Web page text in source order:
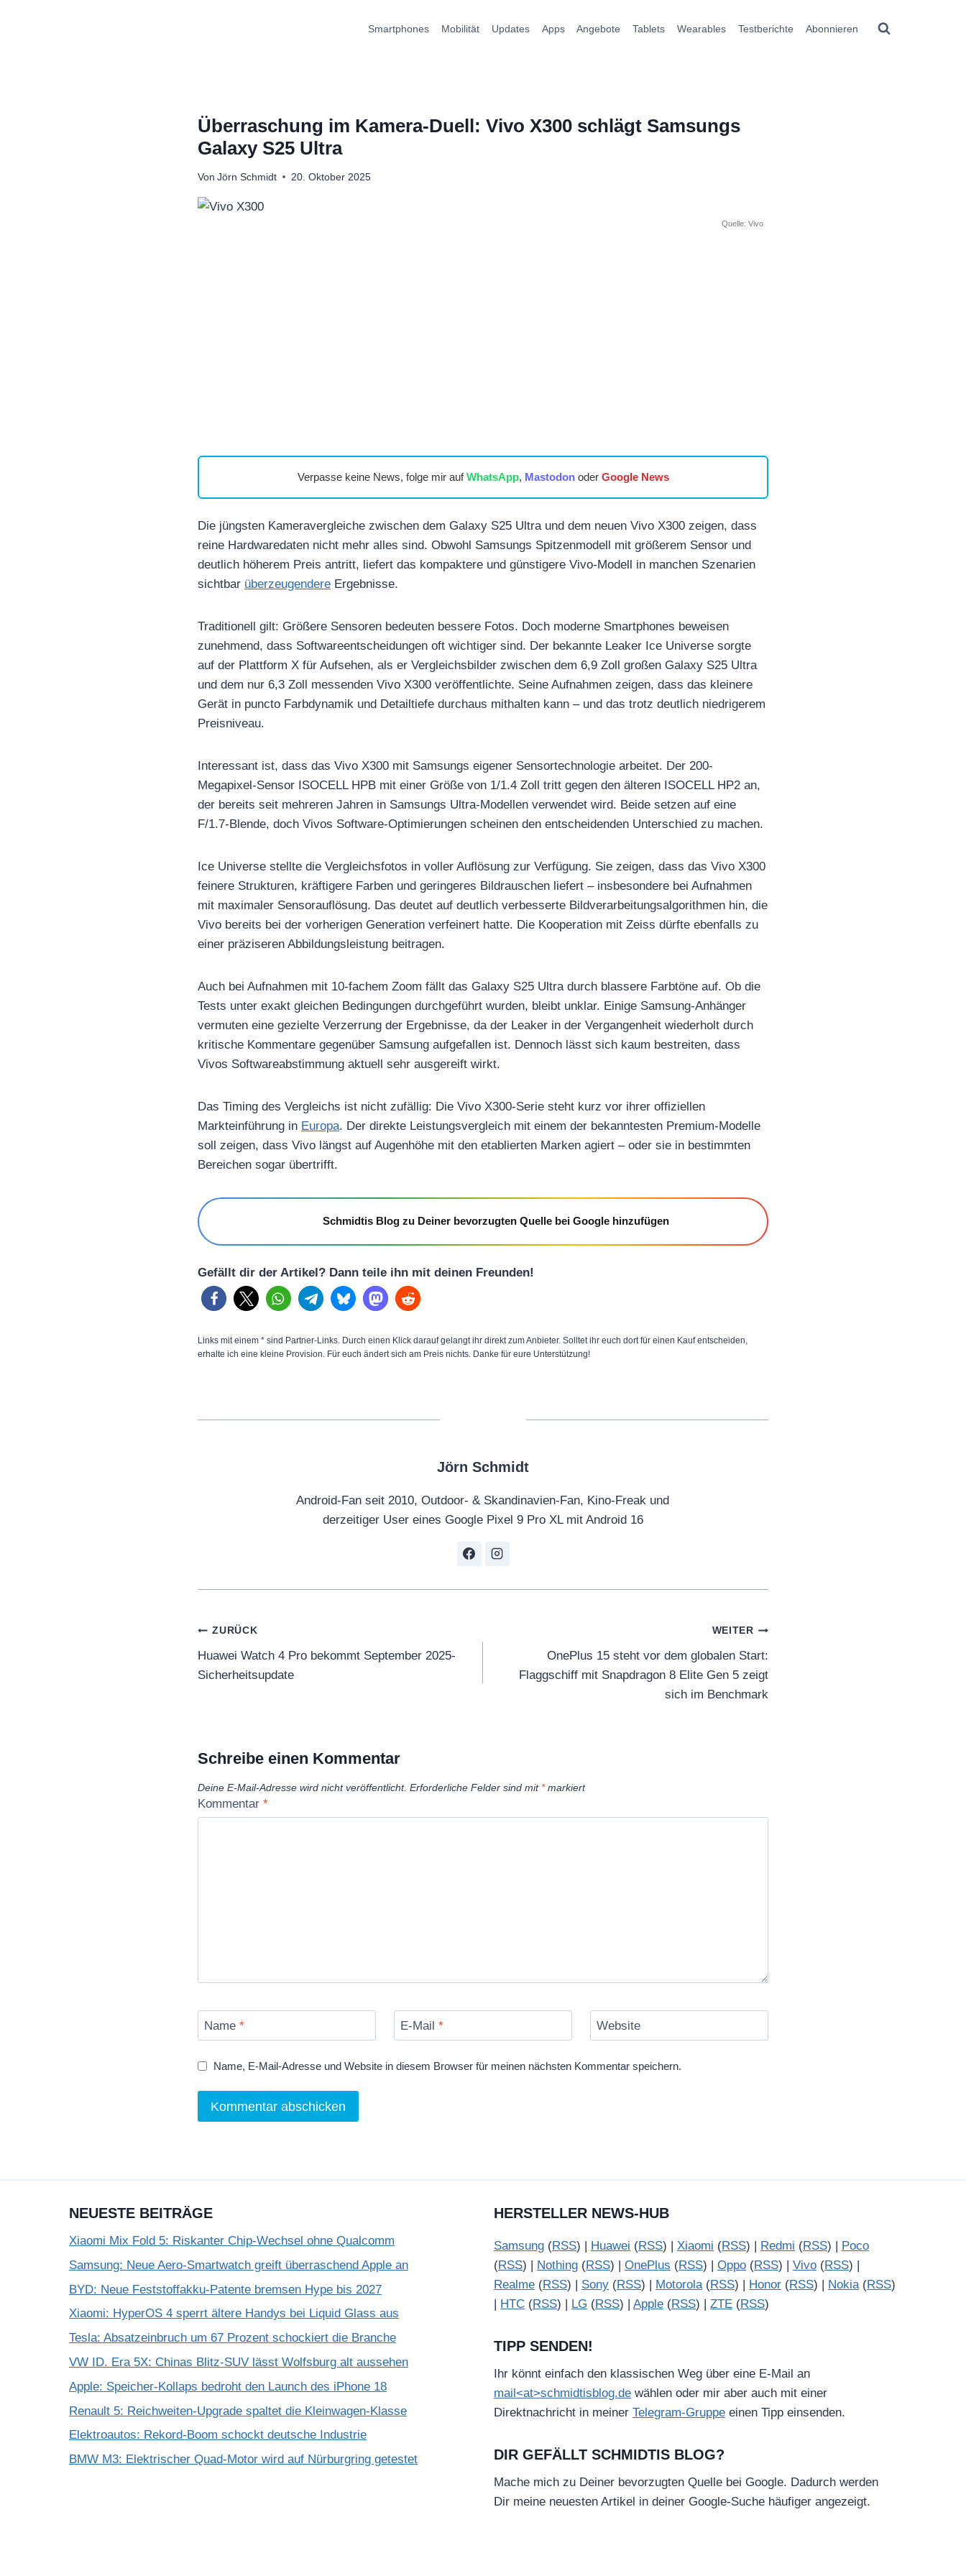
Smartphones Mobilität Updates Apps Angebote Tablets Wearables Testberichte Abonnieren
Überraschung im Kamera-Duell: Vivo X300 schlägt Samsungs
Galaxy S25 Ultra
Von Jörn Schmidt 20. Oktober 2025
Quelle: Vivo
Verpasse keine News, folge mir aufWhatsApp, Mastodonoder Google News
Die jüngsten Kameravergleiche zwischen dem Galaxy S25 Ultra und dem neuen Vivo X300 zeigen, dass
reine Hardwaredaten nicht mehr alles sind. Obwohl Samsungs Spitzenmodell mit größerem Sensor und
deutlich höherem Preis antritt, liefert das kompaktere und günstigere Vivo-Modell in manchen Szenarien
sichtbar überzeugendere Ergebnisse.
Traditionell gilt: Größere Sensoren bedeuten bessere Fotos. Doch moderne Smartphones beweisen
zunehmend, dass Softwareentscheidungen oft wichtiger sind. Der bekannte Leaker Ice Universe sorgte
auf der Plattform X für Aufsehen, als er Vergleichsbilder zwischen dem 6,9 Zoll großen Galaxy S25 Ultra
und dem nur 6,3 Zoll messenden Vivo X300 veröffentlichte. Seine Aufnahmen zeigen, dass das kleinere
Gerät in puncto Farbdynamik und Detailtiefe durchaus mithalten kann – und das trotz deutlich niedrigerem
Preisniveau.
Interessant ist, dass das Vivo X300 mit Samsungs eigener Sensortechnologie arbeitet. Der 200-
Megapixel-Sensor ISOCELL HPB mit einer Größe von 1/1.4 Zoll tritt gegen den älteren ISOCELL HP2 an,
der bereits seit mehreren Jahren in Samsungs Ultra-Modellen verwendet wird. Beide setzen auf eine
F/1.7-Blende, doch Vivos Software-Optimierungen scheinen den entscheidenden Unterschied zu machen.
Ice Universe stellte die Vergleichsfotos in voller Auflösung zur Verfügung. Sie zeigen, dass das Vivo X300
feinere Strukturen, kräftigere Farben und geringeres Bildrauschen liefert – insbesondere bei Aufnahmen
mit maximaler Sensorauflösung. Das deutet auf deutlich verbesserte Bildverarbeitungsalgorithmen hin, die
Vivo bereits bei der vorherigen Generation verfeinert hatte. Die Kooperation mit Zeiss dürfte ebenfalls zu
einer präziseren Abbildungsleistung beitragen.
Auch bei Aufnahmen mit 10-fachem Zoom fällt das Galaxy S25 Ultra durch blassere Farbtöne auf. Ob die
Tests unter exakt gleichen Bedingungen durchgeführt wurden, bleibt unklar. Einige Samsung-Anhänger
vermuten eine gezielte Verzerrung der Ergebnisse, da der Leaker in der Vergangenheit wiederholt durch
kritische Kommentare gegenüber Samsung aufgefallen ist. Dennoch lässt sich kaum bestreiten, dass
Vivos Softwareabstimmung aktuell sehr ausgereift wirkt.
Das Timing des Vergleichs ist nicht zufällig: Die Vivo X300-Serie steht kurz vor ihrer offiziellen
Markteinführung in Europa. Der direkte Leistungsvergleich mit einem der bekanntesten Premium-Modelle
soll zeigen, dass Vivo längst auf Augenhöhe mit den etablierten Marken agiert – oder sie in bestimmten
Bereichen sogar übertrifft.
Schmidtis Blog zu Deiner bevorzugten Quelle bei Google hinzufügen
Gefällt dir der Artikel? Dann teile ihn mit deinen Freunden!
Links mit einem * sind Partner-Links. Durch einen Klick darauf gelangt ihr direkt zum Anbieter. Solltet ihr euch dort für einen Kauf entscheiden,
erhalte ich eine kleine Provision. Für euch ändert sich am Preis nichts. Danke für eure Unterstützung!
Jörn Schmidt
Android-Fan seit 2010, Outdoor- & Skandinavien-Fan, Kino-Freak und
derzeitiger User eines Google Pixel 9 Pro XL mit Android 16
Beitragsnavigation
ZURÜCK
Huawei Watch 4 Pro bekommt September 2025-
Sicherheitsupdate
WEITER
OnePlus 15 steht vor dem globalen Start:
Flaggschiff mit Snapdragon 8 Elite Gen 5 zeigt
sich im Benchmark
Schreibe einen Kommentar
Deine E-Mail-Adresse wird nicht veröffentlicht. Erforderliche Felder sind mit *markiert
Kommentar *
Name * E-Mail * Website
Name, E-Mail-Adresse und Website in diesem Browser für meinen nächsten Kommentar speichern.
NEUESTE BEITRÄGE
Xiaomi Mix Fold 5: Riskanter Chip-Wechsel ohne Qualcomm
Samsung: Neue Aero-Smartwatch greift überraschend Apple an
BYD: Neue Feststoffakku-Patente bremsen Hype bis 2027
Xiaomi: HyperOS 4 sperrt ältere Handys bei Liquid Glass aus
Tesla: Absatzeinbruch um 67 Prozent schockiert die Branche
VW ID. Era 5X: Chinas Blitz-SUV lässt Wolfsburg alt aussehen
Apple: Speicher-Kollaps bedroht den Launch des iPhone 18
Renault 5: Reichweiten-Upgrade spaltet die Kleinwagen-Klasse
Elektroautos: Rekord-Boom schockt deutsche Industrie
BMW M3: Elektrischer Quad-Motor wird auf Nürburgring getestet
HERSTELLER NEWS-HUB
Samsung (RSS) | Huawei (RSS) | Xiaomi (RSS) | Redmi (RSS) | Poco
(RSS) | Nothing (RSS) | OnePlus (RSS) | Oppo (RSS) | Vivo (RSS) |
Realme (RSS) | Sony (RSS) | Motorola(RSS) | Honor (RSS) | Nokia(RSS)
| HTC (RSS) | LG (RSS) | Apple (RSS) | ZTE (RSS)
TIPP SENDEN!
Ihr könnt einfach den klassischen Weg über eine E-Mail an
mail<at>schmidtisblog.de wählen oder mir aber auch mit einer
Direktnachricht in meiner Telegram-Gruppe einen Tipp einsenden.
DIR GEFÄLLT SCHMIDTIS BLOG?
Mache mich zu Deiner bevorzugten Quelle bei Google. Dadurch werden
Dir meine neuesten Artikel in deiner Google-Suche häufiger angezeigt.